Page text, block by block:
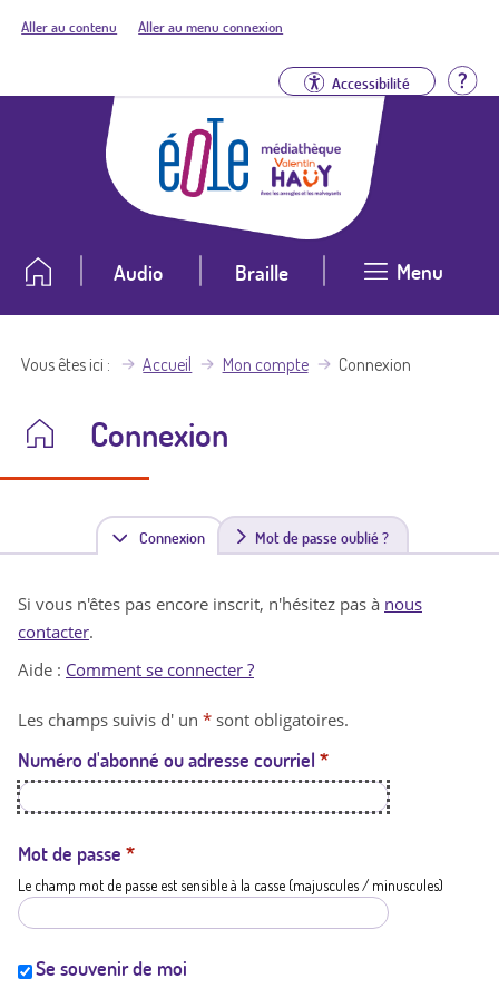
Aller au contenu Aller au menu connexion
Accessibilité
Audio Braille Menu
Vous êtes ici Accueil Mon compte Connexion
Connexion
Connexion(
n
t
a
t
i
Mot de passe oublié ?
Si vous n'êtes pas encore inscrit, n'hésitez pas à nous
contacter.
Aide : Comment se connecter ?
Les champs suivis d' un * sont obligatoires.
Numéro d'abonné ou adresse courriel *
Mot de passe *
Le champ mot de passe est sensible à la casse (majuscules / minuscules)
Se souvenir de moi